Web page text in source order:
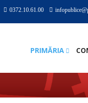
0372.10.61.00
PRIMĂRIA